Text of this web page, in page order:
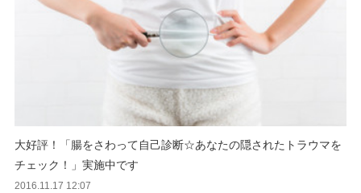
大好評！「腸をさわって自己診断☆あなたの隠されたトラウマを
チェック！」実施中です
2016.11.17 12:07